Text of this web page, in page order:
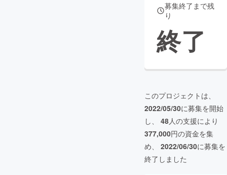
募集終了まで残
り
終了
このプロジェクトは、
2022/05/30に募集を開始
し、 48人の支援により
377,000円の資金を集
め、 2022/06/30に募集を
終了しました